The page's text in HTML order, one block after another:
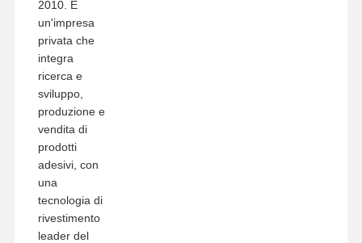
2010. È
un'impresa
privata che
integra
ricerca e
sviluppo,
produzione e
vendita di
prodotti
adesivi, con
una
tecnologia di
rivestimento
leader del